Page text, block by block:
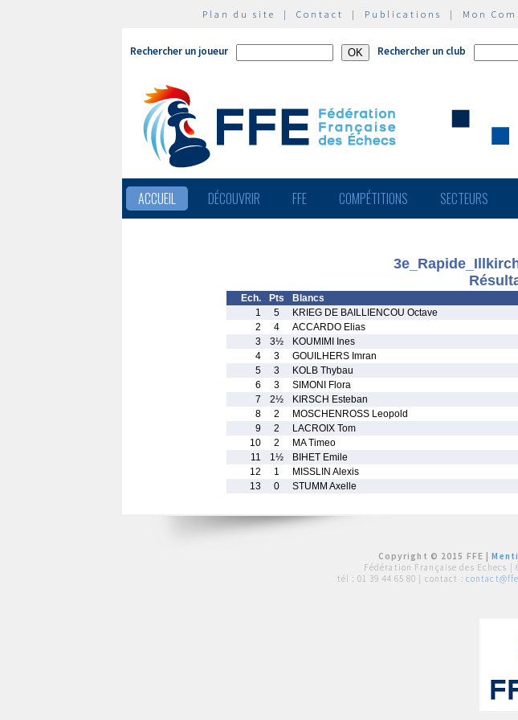
Plan du site | Contact | Publications | Mon
Rechercher un joueur Rechercher un club
ACCUEIL DÉCOUVRIR FFE COMPÉTITIONS SECTEURS
Ech. Pts Blancs
1
5 KRIEG DE BAILLIENCOU Octave
2
4 ACCARDO Elias
3
3½ KOUMIMI Ines
4
3 GOUILHERS Imran
5
3 KOLB Thybau
6
3 SIMONI Flora
7
2½ KIRSCH Esteban
8
2 MOSCHENROSS Leopold
9
2 LACROIX Tom
10
2 MA Timeo
11
1½ BIHET Emile
12
1 MISSLIN Alexis
13
0 STUMM Axelle
Copyright © 2015 FFE |
Fédération Française des Echecs |
tél : 01 39 44 65 80 | contact :